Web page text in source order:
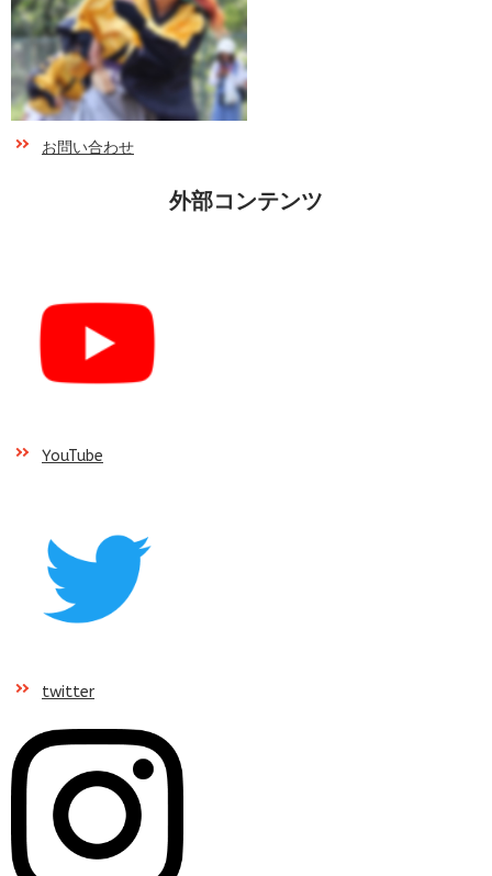
お問い合わせ
外部コンテンツ
YouTube
twitter